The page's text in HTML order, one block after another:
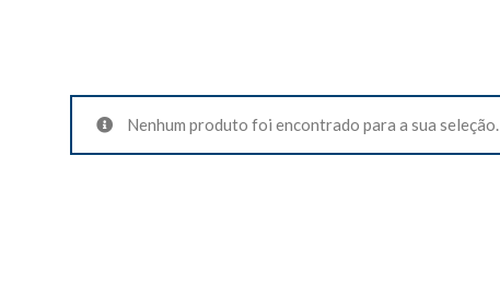
Nenhum produto foi encontrado para a sua seleção.